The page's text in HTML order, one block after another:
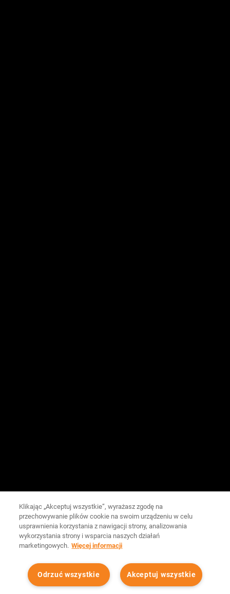
Klikając „Akceptuj wszystkie”, wyrażasz zgodę na
przechowywanie plików cookie na swoim urządzeniu w celu
usprawnienia korzystania z nawigacji strony, analizowania
wykorzystania strony i wsparcia naszych działań
marketingowych. Więcej informacji
Akceptuj wszystkie
Odrzuć wszystkie